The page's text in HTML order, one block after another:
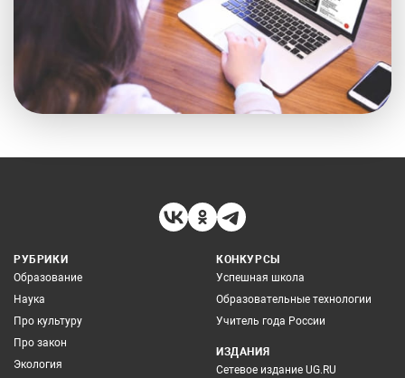
РУБРИКИ
Образование
Наука
Про культуру
Про закон
Экология
КОНКУРСЫ
Успешная школа
Образовательные технологии
Учитель года России
ИЗДАНИЯ
Сетевое издание UG.RU